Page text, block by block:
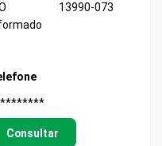
13990-073
Consultar